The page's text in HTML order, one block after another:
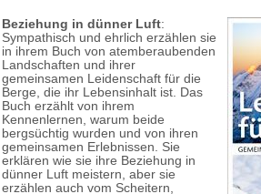
Beziehung in dünner Luft:
Sympathisch und ehrlich erzählen sie
in ihrem Buch von atemberaubenden
Landschaften und ihrer
gemeinsamen Leidenschaft für die
Berge, die ihr Lebensinhalt ist. Das
Buch erzählt von ihrem
Kennenlernen, warum beide
bergsüchtig wurden und von ihren
gemeinsamen Erlebnissen. Sie
erklären wie sie ihre Beziehung in
dünner Luft meistern, aber sie
erzählen auch vom Scheitern,